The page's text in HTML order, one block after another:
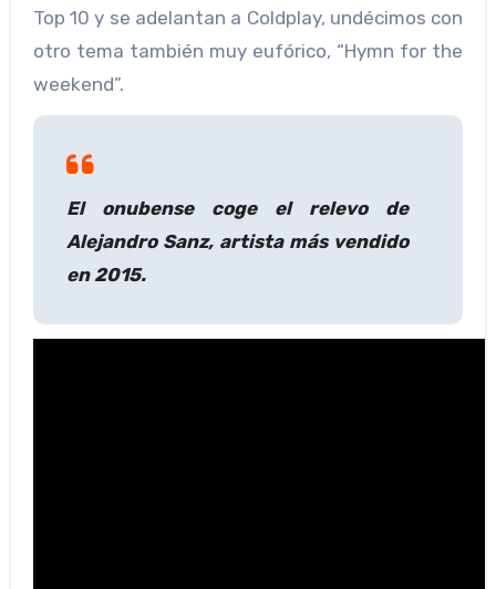
Top 10 y se adelantan a Coldplay, undécimos con
otro tema también muy eufórico, “Hymn for the
weekend”.
El onubense coge el relevo de
Alejandro Sanz, artista más vendido
en 2015.